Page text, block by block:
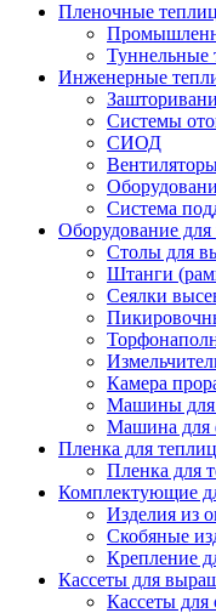
Пленочные
Туннельные
Инженерные
Системы
СИОД
Система
Оборудование для
Столы для
Штанги
Сеялки
Камера
Машины для
Машина для
Пленка для теплиц
Пленка для
Комплектующие
Изделия из
Скобяные
Крепление
Кассеты для
Кассеты для